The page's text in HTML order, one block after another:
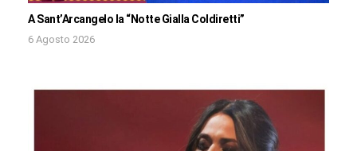
A Sant’Arcangelo la “Notte Gialla Coldiretti”
6 Agosto 2026